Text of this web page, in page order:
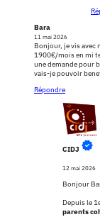
Bara
11 mai 2026
Bonjour, je vis avec
1900€/mois en mi
une demande pour
vais-je pouvoir
Répondre
CIDJ
12 mai 2026
Bonjour
Depuis le
parents